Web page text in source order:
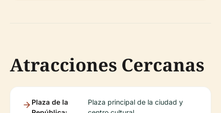
Atracciones Cercanas
Plaza de la
Plaza principal de la ciudad y